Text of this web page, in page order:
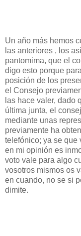
Un año más hemos
las anteriores , los
pantomima, que el
digo esto porque
posición de los
el Consejo
las hace valer, dado
última junta, el
mediante unas
previamente ha
telefónico; ya se que
en mi opinión es
voto vale para algo
vosotros mismos os
en cuando, no se si
dimite.